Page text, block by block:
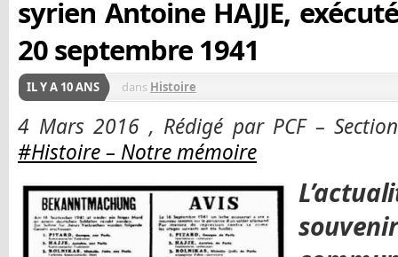
syrien Antoine HAJJE,
20 septembre 1941
IL Y A 10 ANS dans Histoire
4 Mars 2016 , Rédigé par PCF –
#Histoire – Notre mémoire